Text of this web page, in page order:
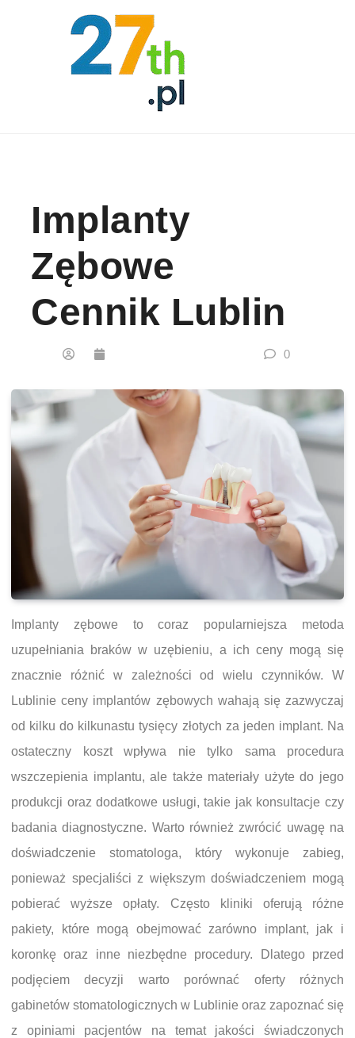
Implanty
Zębowe
Cennik Lublin
0
Implanty zębowe to coraz popularniejsza metoda
uzupełniania braków w uzębieniu, a ich ceny mogą się
znacznie różnić w zależności od wielu czynników. W
Lublinie ceny implantów zębowych wahają się zazwyczaj
od kilku do kilkunastu tysięcy złotych za jeden implant. Na
ostateczny koszt wpływa nie tylko sama procedura
wszczepienia implantu, ale także materiały użyte do jego
produkcji oraz dodatkowe usługi, takie jak konsultacje czy
badania diagnostyczne. Warto również zwrócić uwagę na
doświadczenie stomatologa, który wykonuje zabieg,
ponieważ specjaliści z większym doświadczeniem mogą
pobierać wyższe opłaty. Często kliniki oferują różne
pakiety, które mogą obejmować zarówno implant, jak i
koronkę oraz inne niezbędne procedury. Dlatego przed
podjęciem decyzji warto porównać oferty różnych
gabinetów stomatologicznych w Lublinie oraz zapoznać się
z opiniami pacjentów na temat jakości świadczonych